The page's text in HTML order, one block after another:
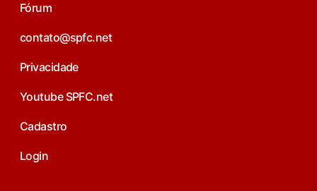
Fórum
contato@spfc.net
Privacidade
Youtube SPFC.net
Cadastro
Login